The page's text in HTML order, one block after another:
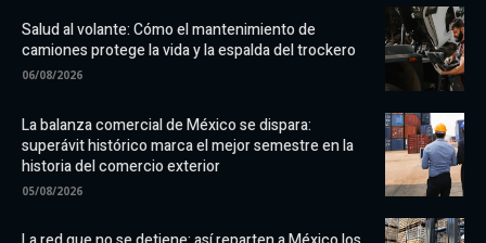
Salud al volante: Cómo el mantenimiento de
camiones protege la vida y la espalda del trockero
06/08/2026
La balanza comercial de México se dispara:
superávit histórico marca el mejor semestre en la
historia del comercio exterior
05/08/2026